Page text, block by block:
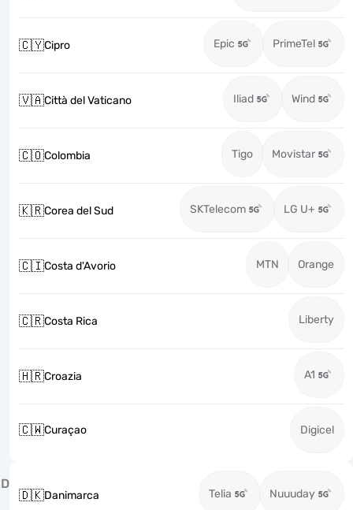
🇨🇾Cipro Epic PrimeTel
🇻🇦Città del Vaticano Iliad Wind
🇨🇴Colombia Tigo Movistar
🇰🇷Corea del Sud SKTelecom LG U+
🇨🇮Costa d'Avorio MTN Orange
🇨🇷Costa Rica Liberty
🇭🇷Croazia A1
🇨🇼Curaçao Digicel
D
🇩🇰Danimarca Telia Nuuuday